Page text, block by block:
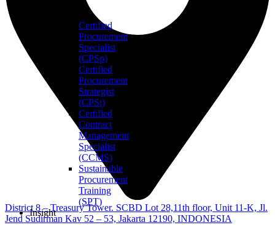
Certified
Procurement
Specialist
(CPSp)
Certified
Procurement
Strategist
(CPSt)
Certified
Contract
Management
Specialist
(CCMS)
Sustainable
Procurement
Training
(SPT)
Insight
District 8 – Treasury Tower. SCBD Lot 28,11th floor, Unit 11-K, Jl.
Jend Sudirman Kav 52 – 53, Jakarta 12190, INDONESIA